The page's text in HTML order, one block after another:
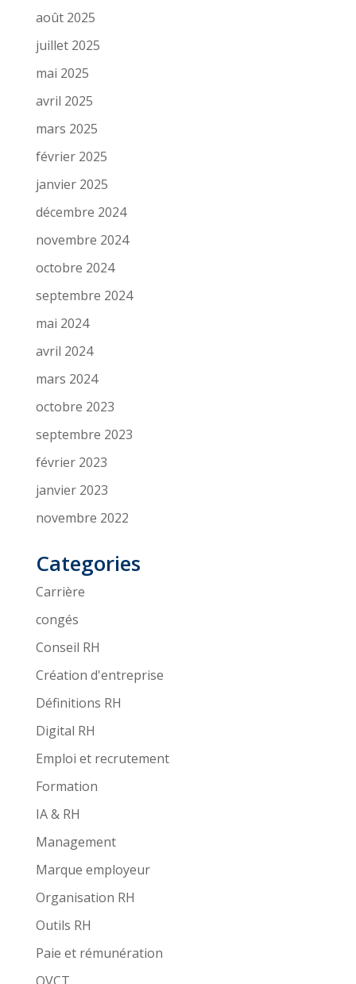
août 2025
juillet 2025
mai 2025
avril 2025
mars 2025
février 2025
janvier 2025
décembre 2024
novembre 2024
octobre 2024
septembre 2024
mai 2024
avril 2024
mars 2024
octobre 2023
septembre 2023
février 2023
janvier 2023
novembre 2022
Categories
Carrière
congés
Conseil RH
Création d'entreprise
Définitions RH
Digital RH
Emploi et recrutement
Formation
IA & RH
Management
Marque employeur
Organisation RH
Outils RH
Paie et rémunération